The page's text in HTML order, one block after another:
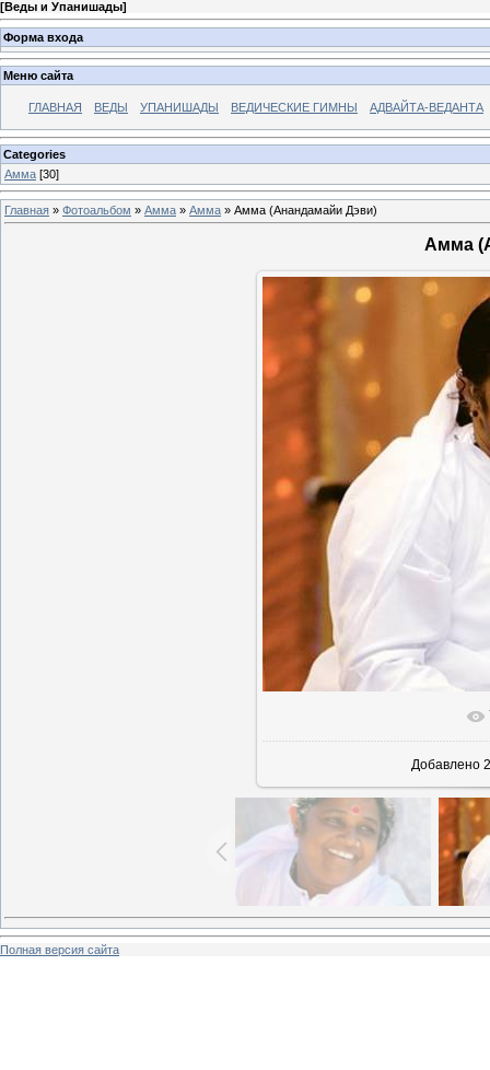
[Веды и Упанишады]
Форма входа
Меню сайта
ГЛАВНАЯ ВЕДЫ УПАНИШАДЫ ВЕДИЧЕСКИЕ ГИМНЫ АДВАЙТА-ВЕДАНТА
Categories
Амма [30]
Главная » Фотоальбом » Амма » Амма » Амма (Анандамайи Дэви)
Амма
В
Добавлено
Полная версия сайта